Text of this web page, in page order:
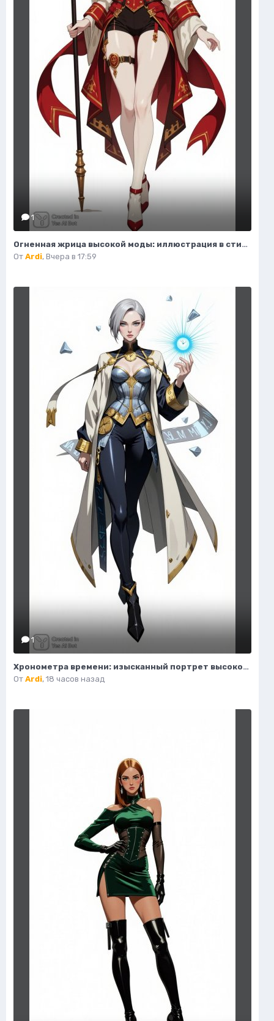
1
Огненная жрица высокой моды: иллюстрация в стиле фэнтези. Изображение из нейронной сети Flux.1
От Ardi, Вчера в 17:59
1
Хронометра времени: изысканный портрет высокой моды и фэнтези. Картинка из нейросети Flux 1
От Ardi, 18 часов назад